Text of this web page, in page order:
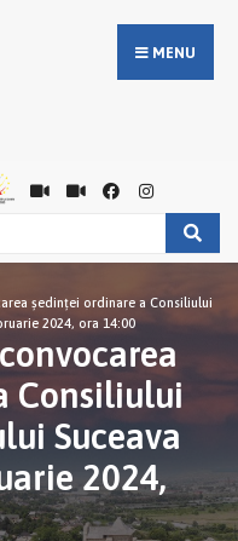
MENU
ședinței ordinare a Consiliului
2024, ora 14:00
Consiliului
Suceava
2024,